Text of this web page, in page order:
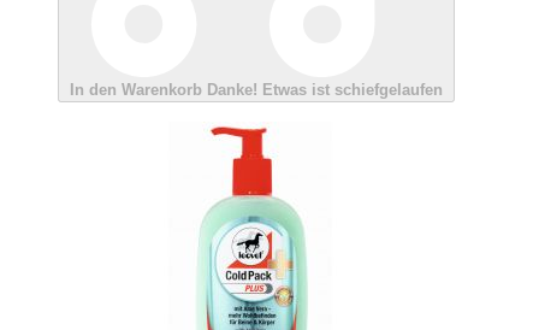
In den Warenkorb Danke! Etwas ist schiefgelaufen